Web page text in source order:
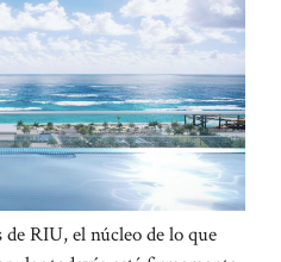
RIU, el núcleo de lo que